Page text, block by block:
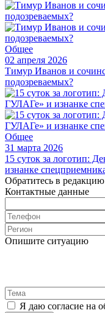
Общее
02 апреля 2026
Тимур Иванов и
подозреваемых?
Общее
31 марта 2026
15 суток за логотип:
изнанке
Обратитесь в редакцию
Контактные данные
Опишите ситуацию
Я даю согласие на